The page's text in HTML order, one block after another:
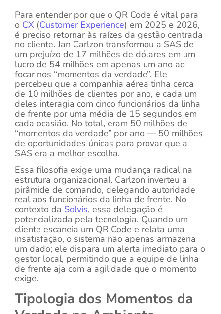
Para entender por que o QR Code é vital para
o CX (Customer Experience) em 2025 e 2026,
é preciso retornar às raízes da gestão centrada
no cliente. Jan Carlzon transformou a SAS de
um prejuízo de 17 milhões de dólares em um
lucro de 54 milhões em apenas um ano ao
focar nos “momentos da verdade”. Ele
percebeu que a companhia aérea tinha cerca
de 10 milhões de clientes por ano, e cada um
deles interagia com cinco funcionários da linha
de frente por uma média de 15 segundos em
cada ocasião. No total, eram 50 milhões de
“momentos da verdade” por ano — 50 milhões
de oportunidades únicas para provar que a
SAS era a melhor escolha.
Essa filosofia exige uma mudança radical na
estrutura organizacional. Carlzon inverteu a
pirâmide de comando, delegando autoridade
real aos funcionários da linha de frente. No
contexto da Solvis, essa delegação é
potencializada pela tecnologia. Quando um
cliente escaneia um QR Code e relata uma
insatisfação, o sistema não apenas armazena
um dado; ele dispara um alerta imediato para o
gestor local, permitindo que a equipe de linha
de frente aja com a agilidade que o momento
exige.
Tipologia dos Momentos da